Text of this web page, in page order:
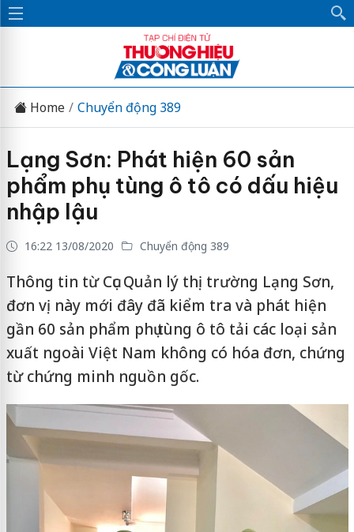
Home Chuyển động 389
Lạng Sơn: Phát hiện 60 sản
phẩm phụ tùng ô tô có dấu hiệu
nhập lậu
16:22 13/08/2020 Chuyển động 389
Thông tin từ Cục Quản lý thị trường Lạng Sơn,
đơn vị này mới đây đã kiểm tra và phát hiện
gần 60 sản phẩm phụ tùng ô tô tải các loại sản
xuất ngoài Việt Nam không có hóa đơn, chứng
từ chứng minh nguồn gốc.